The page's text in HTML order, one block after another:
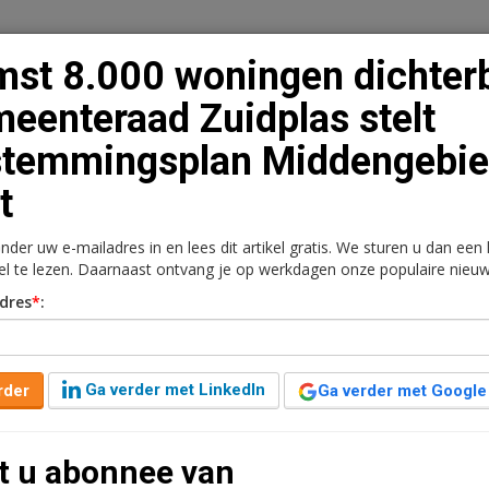
Vacaturebank Contact Abonnementen
dichterbij,
stelt bestemmingsplan
voor Middengebied Zuidplaspolder
8.000 woningen
Zuidplas stelt
uw e-mailadres in en lees dit artikel gratis. We sturen u dan een
te lezen. Daarnaast ontvang je op werkdagen onze populaire
*:
Ga verder met LinkedIn Ga verder met Google
u abonnee van